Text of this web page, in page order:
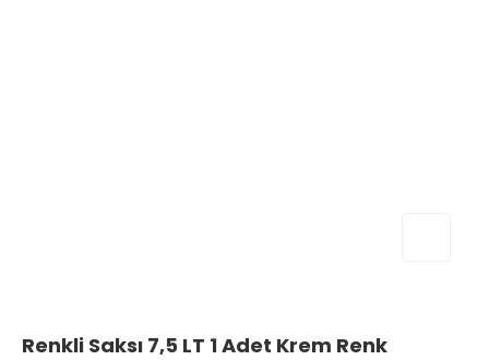
Renkli Saksı 7,5 LT 1 Adet Krem Renk